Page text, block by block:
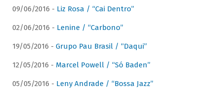
09/06/2016 - Liz Rosa / “Cai Dentro”
02/06/2016 - Lenine / “Carbono”
19/05/2016 - Grupo Pau Brasil / “Daqui”
12/05/2016 - Marcel Powell / “Só Baden”
05/05/2016 - Leny Andrade / “Bossa Jazz”